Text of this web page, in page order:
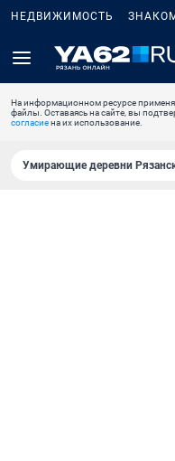
НЕДВИЖИМОСТЬ
На информационном ресурсе
файлы. Оставаясь на сайте, вы
согласиена их использование.
Умирающие деревни